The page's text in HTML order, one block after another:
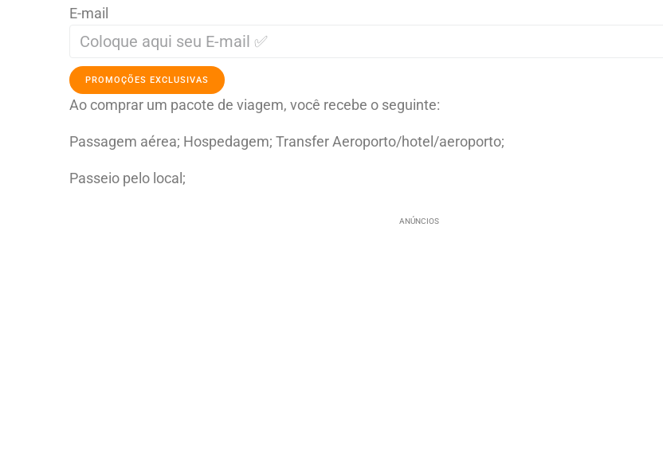
E-mail
PROMOÇÕES EXCLUSIVAS
Ao comprar um pacote de viagem, você recebe o seguinte:
Passagem aérea; Hospedagem; Transfer Aeroporto/hotel/aeroporto;
Passeio pelo local;
ANÚNCIOS